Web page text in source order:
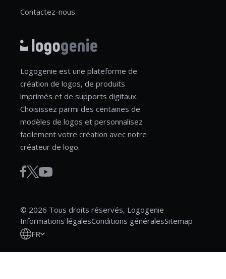
Contactez-nous
Logogenie est une plateforme de
création de logos, de produits
imprimés et de supports digitaux.
Choisissez parmi des centaines de
modèles de logos et personnalisez
facilement votre création avec notre
créateur de logo.
© 2026 Tous droits réservés, Logogenie
Informations légalesConditions généralesSitemap
FR